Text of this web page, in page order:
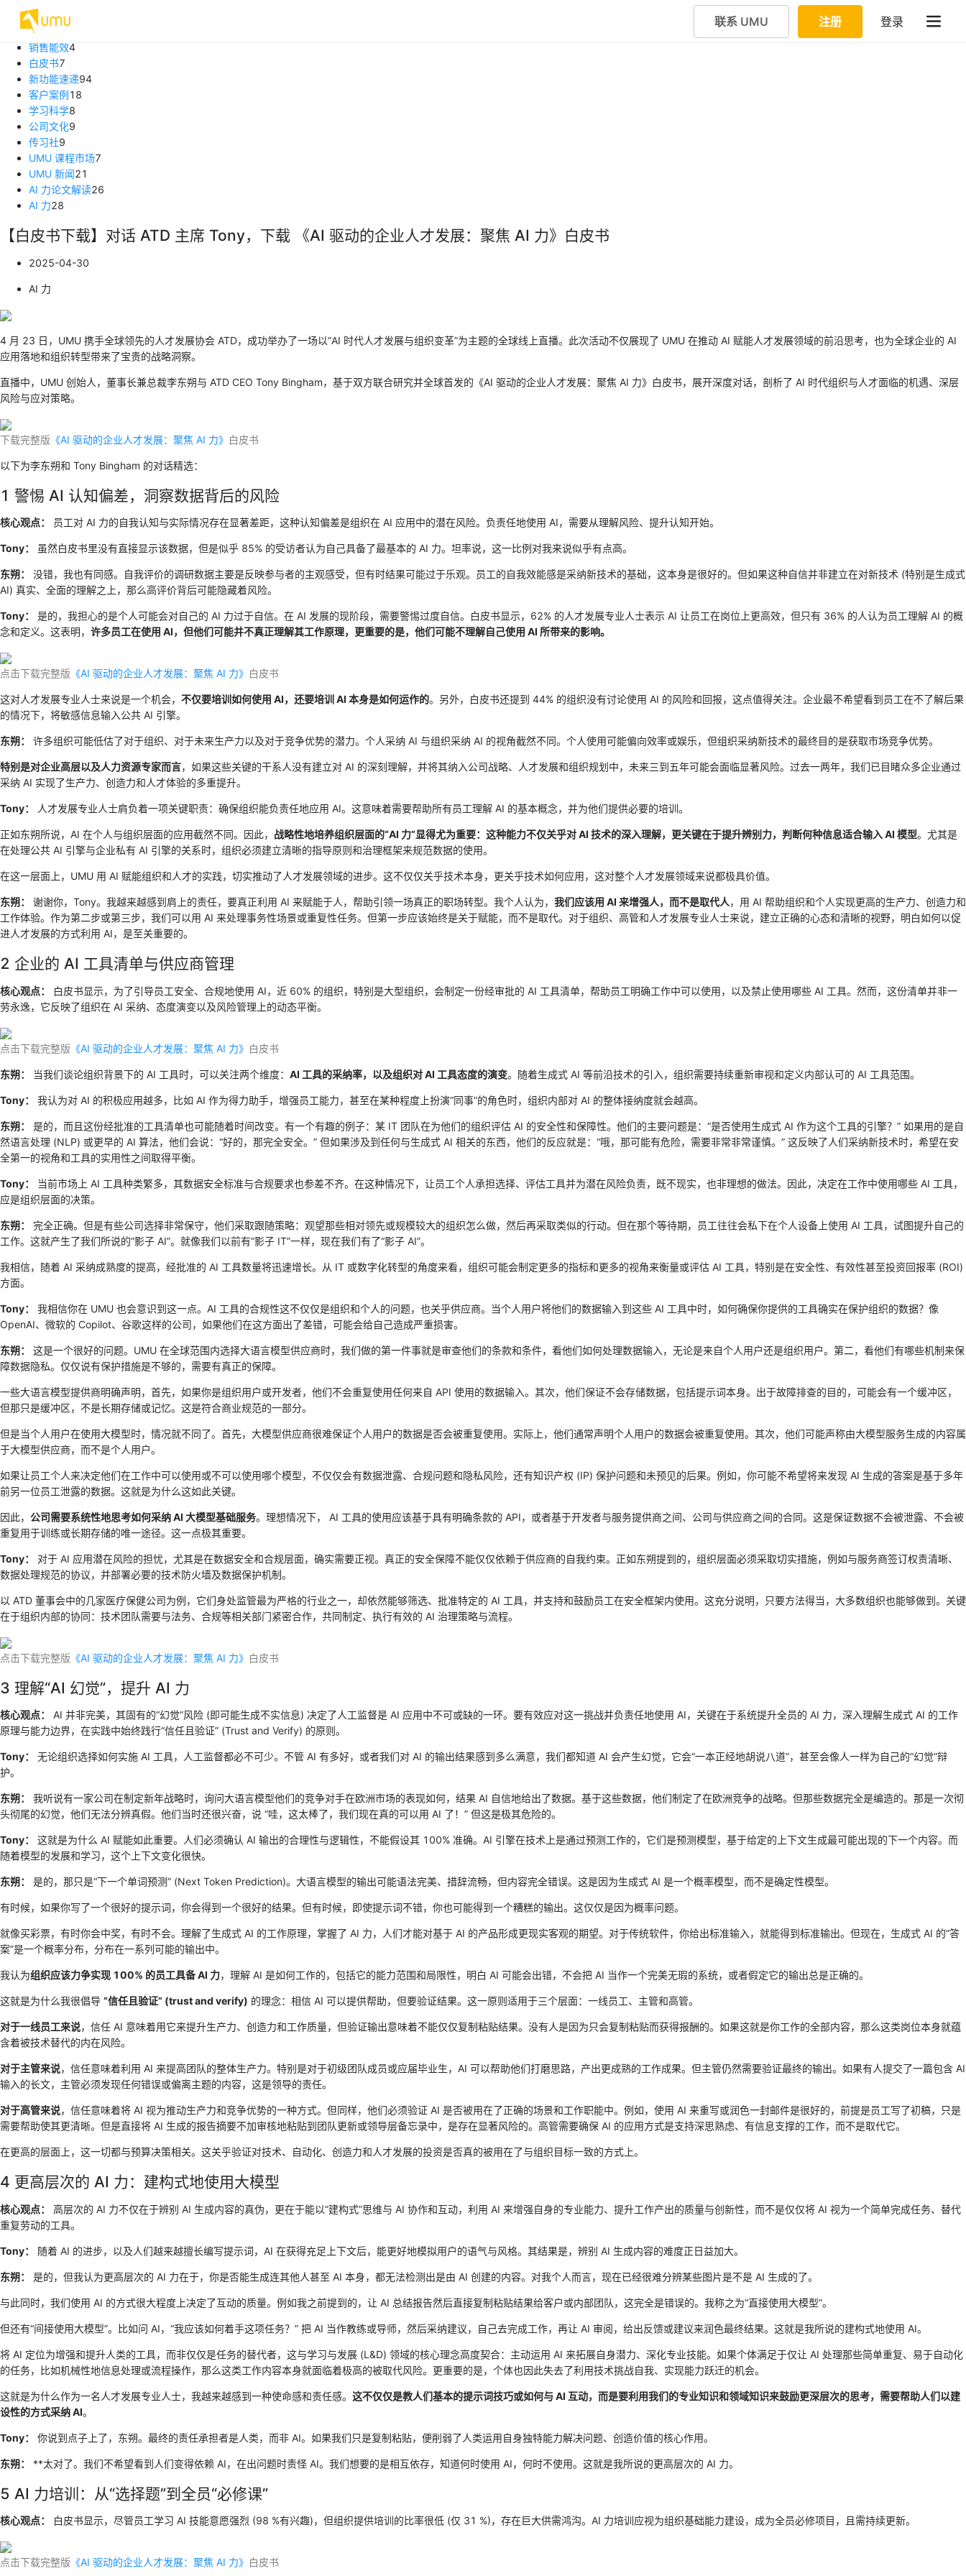
联系 UMU 注册 登录
文章分类
全部内容
销售能效4
白皮书7
新功能速递94
客户案例18
学习科学8
公司文化9
传习社9
UMU 课程市场7
UMU 新闻21
AI 力论文解读26
AI 力28
【白皮书下载】对话 ATD 主席 Tony，下载 《AI 驱动的企业人才发展：聚焦 AI 力》白皮书
2025-04-30
AI 力
4 月 23 日，UMU 携手全球领先的人才发展协会 ATD，成功举办了一场以“AI 时代人才发展与组织变革”为主题的全球线上直播。此次活动不仅展现了 UMU 在推动 AI 赋能人才发展领域的前沿思考，也为全球企业的 AI
应用落地和组织转型带来了宝贵的战略洞察。
直播中，UMU 创始人，董事长兼总裁李东朔与 ATD CEO Tony Bingham，基于双方联合研究并全球首发的《AI 驱动的企业人才发展：聚焦 AI 力》白皮书，展开深度对话，剖析了 AI 时代组织与人才面临的机遇、深层
风险与应对策略。
下载完整版 《AI 驱动的企业人才发展：聚焦 AI 力》 白皮书
以下为李东朔和 Tony Bingham 的对话精选：
1 警惕 AI 认知偏差，洞察数据背后的风险
核心观点： 员工对 AI 力的自我认知与实际情况存在显著差距，这种认知偏差是组织在 AI 应用中的潜在风险。负责任地使用 AI，需要从理解风险、提升认知开始。
Tony： 虽然白皮书里没有直接显示该数据，但是似乎 85% 的受访者认为自己具备了最基本的 AI 力。坦率说，这一比例对我来说似乎有点高。
东朔：
没错，我也有同感。自我评价的调研数据主要是反映参与者的主观感受，但有时结果可能过于乐观。员工的自我效能感是采纳新技术的基础，这本身是很好的。但如果这种自信并非建立在对新技术 (特别是生成式
AI) 真实、全面的理解之上，那么高评价背后可能隐藏着风险。
Tony：
是的，我担心的是个人可能会对自己的 AI 力过于自信。在 AI 发展的现阶段，需要警惕过度自信。白皮书显示，62% 的人才发展专业人士表示 AI 让员工在岗位上更高效，但只有 36% 的人认为员工理解 AI 的概
念和定义。这表明， 许多员工在使用 AI，但他们可能并不真正理解其工作原理，更重要的是，他们可能不理解自己使用 AI 所带来的影响。
点击下载完整版 《AI 驱动的企业人才发展：聚焦 AI 力》 白皮书
这对人才发展专业人士来说是一个机会， 不仅要培训如何使用 AI，还要培训 AI 本身是如何运作的。另外，白皮书还提到 44% 的组织没有讨论使用 AI 的风险和回报，这点值得关注。企业最不希望看到员工在不了解后果
的情况下，将敏感信息输入公共 AI 引擎。
东朔： 许多组织可能低估了对于组织、对于未来生产力以及对于竞争优势的潜力。个人采纳 AI 与组织采纳 AI 的视角截然不同。个人使用可能偏向效率或娱乐，但组织采纳新技术的最终目的是获取市场竞争优势。
特别是对企业高层以及人力资源专家而言，如果这些关键的干系人没有建立对 AI 的深刻理解，并将其纳入公司战略、人才发展和组织规划中，未来三到五年可能会面临显著风险。过去一两年，我们已目睹众多企业通过
采纳 AI 实现了生产力、创造力和人才体验的多重提升。
Tony： 人才发展专业人士肩负着一项关键职责：确保组织能负责任地应用 AI。这意味着需要帮助所有员工理解 AI 的基本概念，并为他们提供必要的培训。
正如东朔所说，AI 在个人与组织层面的应用截然不同。因此， 战略性地培养组织层面的“AI 力”显得尤为重要：这种能力不仅关乎对 AI 技术的深入理解，更关键在于提升辨别力，判断何种信息适合输入 AI 模型。尤其是
在处理公共 AI 引擎与企业私有 AI 引擎的关系时，组织必须建立清晰的指导原则和治理框架来规范数据的使用。
在这一层面上，UMU 用 AI 赋能组织和人才的实践，切实推动了人才发展领域的进步。这不仅仅关乎技术本身，更关乎技术如何应用，这对整个人才发展领域来说都极具价值。
东朔： 谢谢你，Tony。我越来越感到肩上的责任，要真正利用 AI 来赋能于人，帮助引领一场真正的职场转型。我个人认为， 我们应该用 AI 来增强人，而不是取代人，用 AI 帮助组织和个人实现更高的生产力、创造力和
工作体验。作为第二步或第三步，我们可以用 AI 来处理事务性场景或重复性任务。但第一步应该始终是关于赋能，而不是取代。对于组织、高管和人才发展专业人士来说，建立正确的心态和清晰的视野，明白如何以促
进人才发展的方式利用 AI，是至关重要的。
2 企业的 AI 工具清单与供应商管理
核心观点：
白皮书显示，为了引导员工安全、合规地使用 AI，近 60% 的组织，特别是大型组织，会制定一份经审批的 AI 工具清单，帮助员工明确工作中可以使用，以及禁止使用哪些 AI 工具。然而，这份清单并非一
劳永逸，它反映了组织在 AI 采纳、态度演变以及风险管理上的动态平衡。
点击下载完整版 《AI 驱动的企业人才发展：聚焦 AI 力》 白皮书
东朔： 当我们谈论组织背景下的 AI 工具时，可以关注两个维度： AI 工具的采纳率，以及组织对 AI 工具态度的演变。随着生成式 AI 等前沿技术的引入，组织需要持续重新审视和定义内部认可的 AI 工具范围。
Tony： 我认为对 AI 的积极应用越多，比如 AI 作为得力助手，增强员工能力，甚至在某种程度上扮演“同事”的角色时，组织内部对 AI 的整体接纳度就会越高。
东朔：
是的，而且这份经批准的工具清单也可能随着时间改变。有一个有趣的例子：某 IT 团队在为他们的组织评估 AI 的安全性和保障性。他们的主要问题是：“是否使用生成式 AI 作为这个工具的引擎？” 如果用的是自
然语言处理 (NLP) 或更早的 AI 算法，他们会说：“好的，那完全安全。” 但如果涉及到任何与生成式 AI 相关的东西，他们的反应就是：“哦，那可能有危险，需要非常非常谨慎。” 这反映了人们采纳新技术时，希望在安
全第一的视角和工具的实用性之间取得平衡。
Tony：
当前市场上 AI 工具种类繁多，其数据安全标准与合规要求也参差不齐。在这种情况下，让员工个人承担选择、评估工具并为潜在风险负责，既不现实，也非理想的做法。因此，决定在工作中使用哪些 AI 工具，
应是组织层面的决策。
东朔：
完全正确。但是有些公司选择非常保守，他们采取跟随策略：观望那些相对领先或规模较大的组织怎么做，然后再采取类似的行动。但在那个等待期，员工往往会私下在个人设备上使用 AI 工具，试图提升自己的
工作。这就产生了我们所说的“影子 AI”。就像我们以前有“影子 IT”一样，现在我们有了“影子 AI”。
我相信，随着 AI 采纳成熟度的提高，经批准的 AI 工具数量将迅速增长。从 IT 或数字化转型的角度来看，组织可能会制定更多的指标和更多的视角来衡量或评估 AI 工具，特别是在安全性、有效性甚至投资回报率 (ROI)
方面。
Tony：
我相信你在 UMU 也会意识到这一点。AI 工具的合规性这不仅仅是组织和个人的问题，也关乎供应商。当个人用户将他们的数据输入到这些 AI 工具中时，如何确保你提供的工具确实在保护组织的数据？像
OpenAI、微软的 Copilot、谷歌这样的公司，如果他们在这方面出了差错，可能会给自己造成严重损害。
东朔：
这是一个很好的问题。UMU 在全球范围内选择大语言模型供应商时，我们做的第一件事就是审查他们的条款和条件，看他们如何处理数据输入，无论是来自个人用户还是组织用户。第二，看他们有哪些机制来保
障数据隐私。仅仅说有保护措施是不够的，需要有真正的保障。
一些大语言模型提供商明确声明，首先，如果你是组织用户或开发者，他们不会重复使用任何来自 API 使用的数据输入。其次，他们保证不会存储数据，包括提示词本身。出于故障排查的目的，可能会有一个缓冲区，
但那只是缓冲区，不是长期存储或记忆。这是符合商业规范的一部分。
但是当个人用户在使用大模型时，情况就不同了。首先，大模型供应商很难保证个人用户的数据是否会被重复使用。实际上，他们通常声明个人用户的数据会被重复使用。其次，他们可能声称由大模型服务生成的内容属
于大模型供应商，而不是个人用户。
如果让员工个人来决定他们在工作中可以使用或不可以使用哪个模型，不仅仅会有数据泄露、合规问题和隐私风险，还有知识产权 (IP) 保护问题和未预见的后果。例如，你可能不希望将来发现 AI 生成的答案是基于多年
前另一位员工泄露的数据。这就是为什么这如此关键。
因此， 公司需要系统性地思考如何采纳 AI 大模型基础服务。理想情况下， AI 工具的使用应该基于具有明确条款的 API，或者基于开发者与服务提供商之间、公司与供应商之间的合同。这是保证数据不会被泄露、不会被
重复用于训练或长期存储的唯一途径。这一点极其重要。
Tony：
对于 AI 应用潜在风险的担忧，尤其是在数据安全和合规层面，确实需要正视。真正的安全保障不能仅仅依赖于供应商的自我约束。正如东朔提到的，组织层面必须采取切实措施，例如与服务商签订权责清晰、
数据处理规范的协议，并部署必要的技术防火墙及数据保护机制。
以 ATD 董事会中的几家医疗保健公司为例，它们身处监管最为严格的行业之一，却依然能够筛选、批准特定的 AI 工具，并支持和鼓励员工在安全框架内使用。这充分说明，只要方法得当，大多数组织也能够做到。关键
在于组织内部的协同：技术团队需要与法务、合规等相关部门紧密合作，共同制定、执行有效的 AI 治理策略与流程。
点击下载完整版 《AI 驱动的企业人才发展：聚焦 AI 力》 白皮书
3 理解“AI 幻觉”，提升 AI 力
核心观点：
AI 并非完美，其固有的“幻觉”风险 (即可能生成不实信息) 决定了人工监督是 AI 应用中不可或缺的一环。要有效应对这一挑战并负责任地使用 AI，关键在于系统提升全员的 AI 力，深入理解生成式 AI 的工作
原理与能力边界，在实践中始终践行“信任且验证” (Trust and Verify) 的原则。
Tony：
无论组织选择如何实施 AI 工具，人工监督都必不可少。不管 AI 有多好，或者我们对 AI 的输出结果感到多么满意，我们都知道 AI 会产生幻觉，它会“一本正经地胡说八道”，甚至会像人一样为自己的“幻觉”辩
护。
东朔：
我听说有一家公司在制定新年战略时，询问大语言模型他们的竞争对手在欧洲市场的表现如何，结果 AI 自信地给出了数据。基于这些数据，他们制定了在欧洲竞争的战略。但那些数据完全是编造的。那是一次彻
头彻尾的幻觉，他们无法分辨真假。他们当时还很兴奋，说 “哇，这太棒了，我们现在真的可以用 AI 了！” 但这是极其危险的。
Tony：
这就是为什么 AI 赋能如此重要。人们必须确认 AI 输出的合理性与逻辑性，不能假设其 100% 准确。AI 引擎在技术上是通过预测工作的，它们是预测模型，基于给定的上下文生成最可能出现的下一个内容。而
随着模型的发展和学习，这个上下文变化很快。
东朔： 是的，那只是“下一个单词预测” (Next Token Prediction)。大语言模型的输出可能语法完美、措辞流畅，但内容完全错误。这是因为生成式 AI 是一个概率模型，而不是确定性模型。
有时候，如果你写了一个很好的提示词，你会得到一个很好的结果。但有时候，即使提示词不错，你也可能得到一个糟糕的输出。这仅仅是因为概率问题。
就像买彩票，有时你会中奖，有时不会。理解了生成式 AI 的工作原理，掌握了 AI 力，人们才能对基于 AI 的产品形成更现实客观的期望。对于传统软件，你给出标准输入，就能得到标准输出。但现在，生成式 AI 的“答
案”是一个概率分布，分布在一系列可能的输出中。
我认为组织应该力争实现 100% 的员工具备 AI 力，理解 AI 是如何工作的，包括它的能力范围和局限性，明白 AI 可能会出错，不会把 AI 当作一个完美无瑕的系统，或者假定它的输出总是正确的。
这就是为什么我很倡导 “信任且验证” (trust and verify) 的理念：相信 AI 可以提供帮助，但要验证结果。这一原则适用于三个层面：一线员工、主管和高管。
对于一线员工来说，信任 AI 意味着用它来提升生产力、创造力和工作质量，但验证输出意味着不能仅仅复制粘贴结果。没有人是因为只会复制粘贴而获得报酬的。如果这就是你工作的全部内容，那么这类岗位本身就蕴
含着被技术替代的内在风险。
对于主管来说，信任意味着利用 AI 来提高团队的整体生产力。特别是对于初级团队成员或应届毕业生，AI 可以帮助他们打磨思路，产出更成熟的工作成果。但主管仍然需要验证最终的输出。如果有人提交了一篇包含 AI
输入的长文，主管必须发现任何错误或偏离主题的内容，这是领导的责任。
对于高管来说，信任意味着将 AI 视为推动生产力和竞争优势的一种方式。但同样，他们必须验证 AI 是否被用在了正确的场景和工作职能中。例如，使用 AI 来重写或润色一封邮件是很好的，前提是员工写了初稿，只是
需要帮助使其更清晰。但是直接将 AI 生成的报告摘要不加审核地粘贴到团队更新或领导层备忘录中，是存在显著风险的。高管需要确保 AI 的应用方式是支持深思熟虑、有信息支撑的工作，而不是取代它。
在更高的层面上，这一切都与预算决策相关。这关乎验证对技术、自动化、创造力和人才发展的投资是否真的被用在了与组织目标一致的方式上。
4 更高层次的 AI 力：建构式地使用大模型
核心观点：
高层次的 AI 力不仅在于辨别 AI 生成内容的真伪，更在于能以“建构式”思维与 AI 协作和互动，利用 AI 来增强自身的专业能力、提升工作产出的质量与创新性，而不是仅仅将 AI 视为一个简单完成任务、替代
重复劳动的工具。
Tony： 随着 AI 的进步，以及人们越来越擅长编写提示词，AI 在获得充足上下文后，能更好地模拟用户的语气与风格。其结果是，辨别 AI 生成内容的难度正日益加大。
东朔： 是的，但我认为更高层次的 AI 力在于，你是否能生成连其他人甚至 AI 本身，都无法检测出是由 AI 创建的内容。对我个人而言，现在已经很难分辨某些图片是不是 AI 生成的了。
与此同时，我们使用 AI 的方式很大程度上决定了互动的质量。例如我之前提到的，让 AI 总结报告然后直接复制粘贴结果给客户或内部团队，这完全是错误的。我称之为“直接使用大模型”。
但还有“间接使用大模型”。比如问 AI，“我应该如何着手这项任务？” 把 AI 当作教练或导师，然后采纳建议，自己去完成工作，再让 AI 审阅，给出反馈或建议来润色最终结果。这就是我所说的建构式地使用 AI。
将 AI 定位为增强和提升人类的工具，而非仅仅是任务的替代者，这与学习与发展 (L&D) 领域的核心理念高度契合：主动运用 AI 来拓展自身潜力、深化专业技能。如果个体满足于仅让 AI 处理那些简单重复、易于自动化
的任务，比如机械性地信息处理或流程操作，那么这类工作内容本身就面临着极高的被取代风险。更重要的是，个体也因此失去了利用技术挑战自我、实现能力跃迁的机会。
这就是为什么作为一名人才发展专业人士，我越来越感到一种使命感和责任感。 这不仅仅是教人们基本的提示词技巧或如何与 AI 互动，而是要利用我们的专业知识和领域知识来鼓励更深层次的思考，需要帮助人们以建
设性的方式采纳 AI。
Tony： 你说到点子上了，东朔。最终的责任承担者是人类，而非 AI。如果我们只是复制粘贴，便削弱了人类运用自身独特能力解决问题、创造价值的核心作用。
东朔： **太对了。我们不希望看到人们变得依赖 AI，在出问题时责怪 AI。我们想要的是相互依存，知道何时使用 AI，何时不使用。这就是我所说的更高层次的 AI 力。
5 AI 力培训：从“选择题”到全员“必修课”
核心观点： 白皮书显示，尽管员工学习 AI 技能意愿强烈 (98 %有兴趣)，但组织提供培训的比率很低 (仅 31 %)，存在巨大供需鸿沟。AI 力培训应视为组织基础能力建设，成为全员必修项目，且需持续更新。
点击下载完整版 《AI 驱动的企业人才发展：聚焦 AI 力》 白皮书